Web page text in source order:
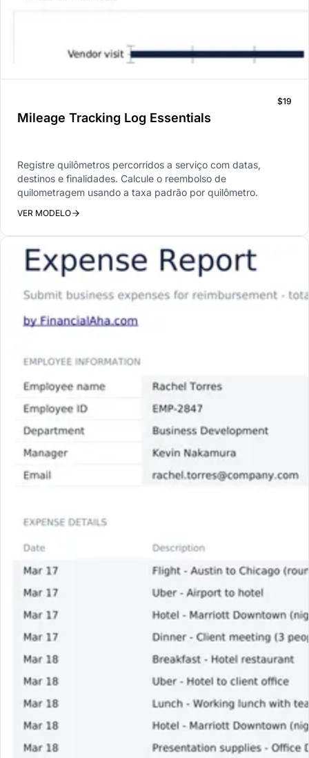
Mileage Tracking Log Essentials
$19
Registre quilômetros percorridos a serviço com datas,
destinos e finalidades. Calcule o reembolso de
quilometragem usando a taxa padrão por quilômetro.
VER MODELO